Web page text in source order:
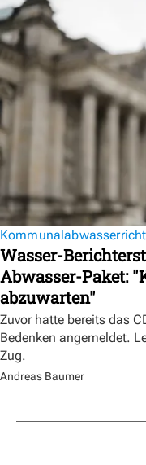
Wasser-
Abwasser-Paket:
abzuwarten"
Zuvor hatte bereits das
Bedenken angemeldet.
Zug.
Andreas Baumer